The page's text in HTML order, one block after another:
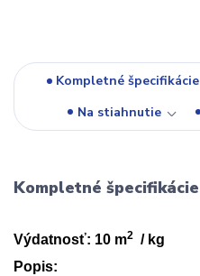
Kompletné špecifikácie
Na stiahnutie
Kompletné špecifikácie
Výdatnosť: 10 m2
/ kg
Popis: